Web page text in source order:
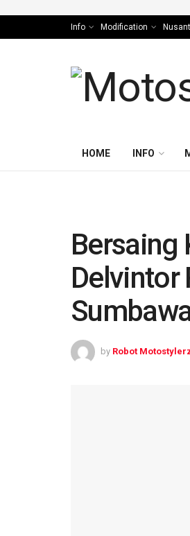
Info Modification
HOME INFO
Bersaing
Delvintor
by Robot